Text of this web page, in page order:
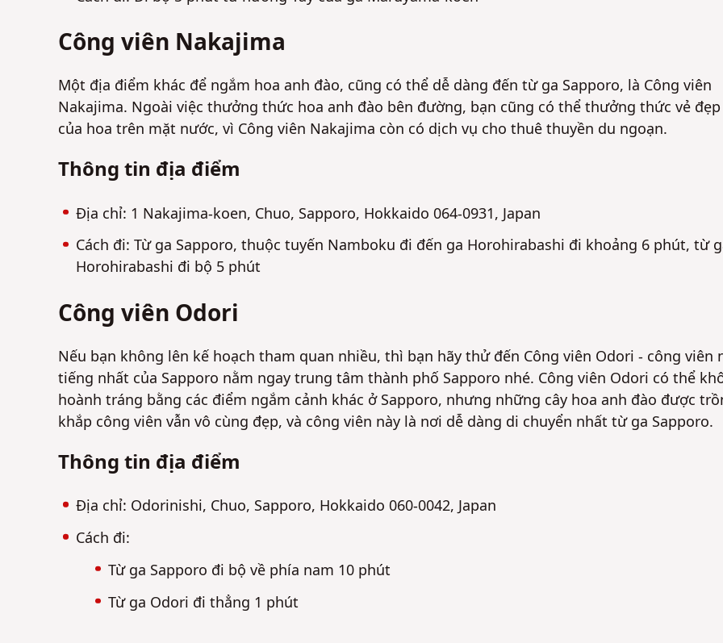
Công viên Nakajima
Một địa điểm khác để ngắm hoa anh đào, cũng có thể dễ dàng đến từ ga Sapporo, là Công viên
Nakajima. Ngoài việc thưởng thức hoa anh đào bên đường, bạn cũng có thể thưởng thức vẻ đẹp
của hoa trên mặt nước, vì Công viên Nakajima còn có dịch vụ cho thuê thuyền du ngoạn.
Thông tin địa điểm
Địa chỉ: 1 Nakajima-koen, Chuo, Sapporo, Hokkaido 064-0931, Japan
Cách đi: Từ ga Sapporo, thuộc tuyến Namboku đi đến ga Horohirabashi đi khoảng 6 phút, từ
Horohirabashi đi bộ 5 phút
Công viên Odori
Nếu bạn không lên kế hoạch tham quan nhiều, thì bạn hãy thử đến Công viên Odori - công viên
tiếng nhất của Sapporo nằm ngay trung tâm thành phố Sapporo nhé. Công viên Odori có thể
hoành tráng bằng các điểm ngắm cảnh khác ở Sapporo, nhưng những cây hoa anh đào được
khắp công viên vẫn vô cùng đẹp, và công viên này là nơi dễ dàng di chuyển nhất từ ga Sapporo.
Thông tin địa điểm
Địa chỉ: Odorinishi, Chuo, Sapporo, Hokkaido 060-0042, Japan
Cách đi:
Từ ga Sapporo đi bộ về phía nam 10 phút
Từ ga Odori đi thẳng 1 phút